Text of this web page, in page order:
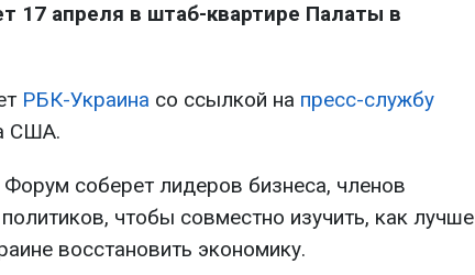
17 апреля в штаб-квартире Палаты в
РБК-Украина со ссылкой на пресс-службу
США.
соберет лидеров бизнеса, членов
чтобы совместно изучить, как лучше
восстановить экономику.